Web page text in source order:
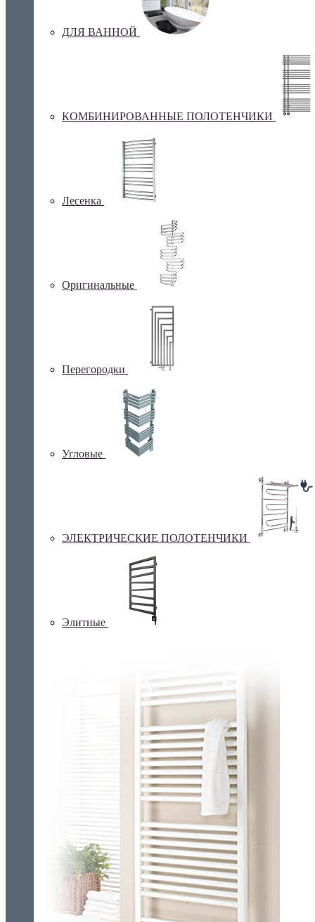
ДЛЯ ВАННОЙ
КОМБИНИРОВАННЫЕ ПОЛОТЕНЧИКИ
Лесенка
Оригинальные
Перегородки
Угловые
ЭЛЕКТРИЧЕСКИЕ ПОЛОТЕНЧИКИ
Элитные